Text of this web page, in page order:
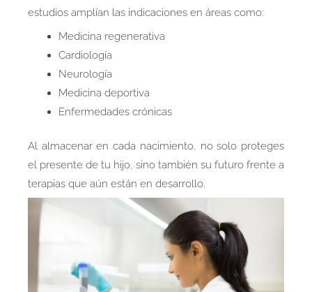
estudios amplían las indicaciones en áreas como:
Medicina regenerativa
Cardiología
Neurología
Medicina deportiva
Enfermedades crónicas
Al almacenar en cada nacimiento, no solo proteges
el presente de tu hijo, sino también su futuro frente a
terapias que aún están en desarrollo.